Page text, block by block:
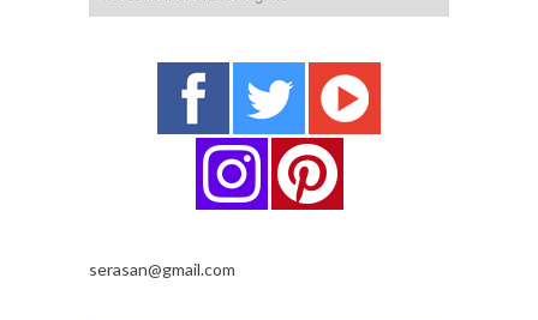
serasan@gmail.com